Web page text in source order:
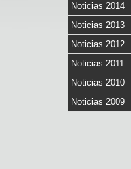
Noticias 2014
Noticias 2013
Noticias 2012
Noticias 2011
Noticias 2010
Noticias 2009